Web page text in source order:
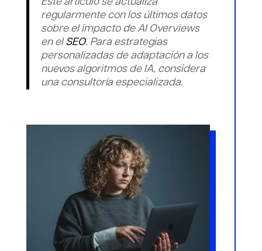
regularmente con los últimos datos
sobre el impacto de AI Overviews
en elSEO. Para estrategias
personalizadas de adaptación a los
nuevos algoritmos de IA, considera
una consultoría especializada.